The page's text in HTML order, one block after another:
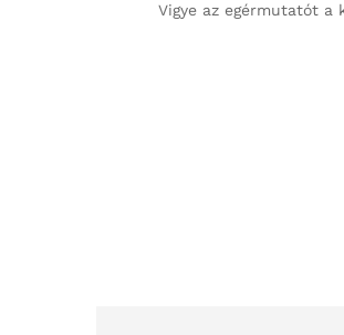
Vigye az egérmutatót a